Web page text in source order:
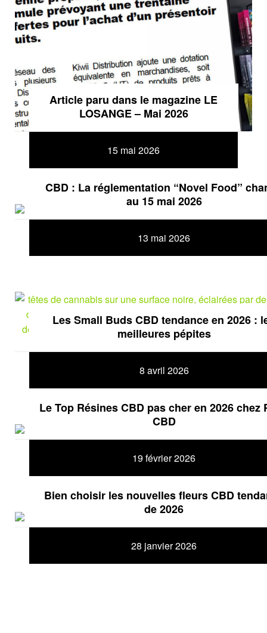
Article paru dans le magazine LE
LOSANGE – Mai 2026
15 mai 2026
CBD : La réglementation “Novel Food”
au 15 mai 2026
13 mai 2026
Les Small Buds CBD tendance en 2026 :
meilleures pépites
8 avril 2026
Le Top Résines CBD pas cher en 2026 chez
CBD
19 février 2026
Bien choisir les nouvelles fleurs CBD
de 2026
28 janvier 2026